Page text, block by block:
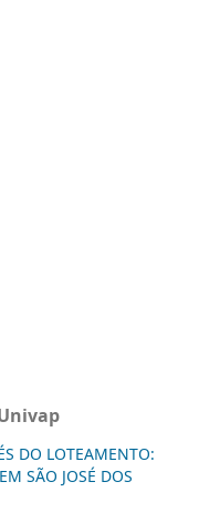
DO LOTEAMENTO:
SÃO JOSÉ DOS